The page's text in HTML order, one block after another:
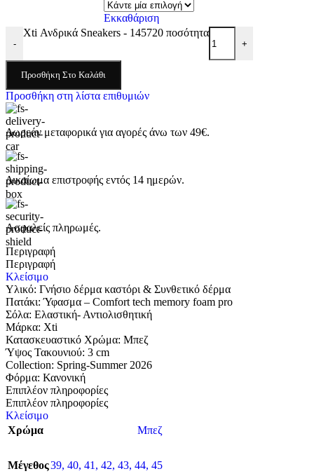
Εκκαθάριση
-
Xti Ανδρικά Sneakers - 145720 ποσότητα
+
Προσθήκη Στο Καλάθι
Προσθήκη στη λίστα επιθυμιών
Δωρεάν μεταφορικά για αγορές άνω των 49€.
Δικαίωμα επιστροφής εντός 14 ημερών.
Ασφαλείς πληρωμές.
Περιγραφή
Περιγραφή
Κλείσιμο
Υλικό: Γνήσιο δέρμα καστόρι & Συνθετικό δέρμα
Πατάκι: Ύφασμα – Comfort tech memory foam pro
Σόλα: Eλαστική- Αντιολισθητική
Μάρκα: Xti
Κατασκευαστικό Χρώμα: Μπεζ
Ύψος Τακουνιού: 3 cm
Collection: Spring-Summer 2026
Φόρμα: Κανονική
Επιπλέον πληροφορίες
Επιπλέον πληροφορίες
Κλείσιμο
Χρώμα
Μπεζ
Μέγεθος39, 40, 41 , 42, 43, 44, 45